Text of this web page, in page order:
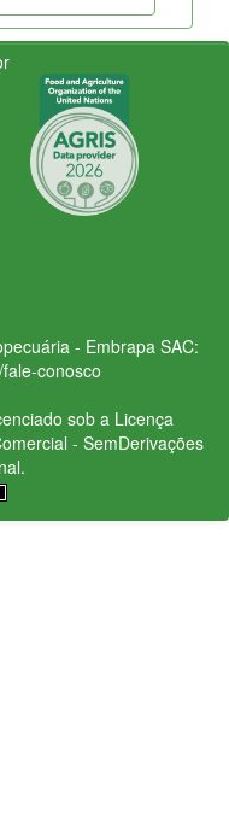
- Embrapa SAC:
conosco
sob a Licença
- SemDerivações